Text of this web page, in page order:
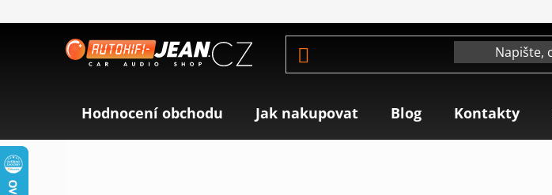
na
Hodnocení obchodu Jak nakupovat Blog Kontakty